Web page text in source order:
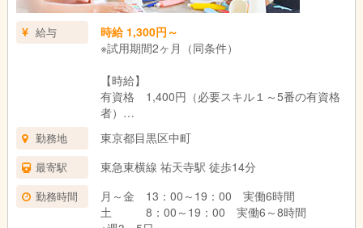
給与
時給 1,300円～
※試用期間2ヶ月（同条件）
【時給】
有資格 1,400円（必要スキル１～5番の有資格
者）
無資格 1,300円
勤務地 東京都目黒区中町
最寄駅 東急東横線 祐天寺駅 徒歩14分
勤務時間
月～金 13：00～19：00 実働6時間
土 8：00～19：00 実働6～8時間